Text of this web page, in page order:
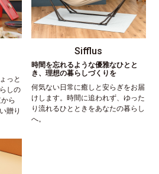
っと
しの
ら
贈り
Sifflus
時間を忘れるような優雅なひとと
き、理想の暮らしづくりを
何気ない日常に癒しと安らぎをお届
けします。時間に追われず、ゆった
り流れるひとときをあなたの暮らし
へ。